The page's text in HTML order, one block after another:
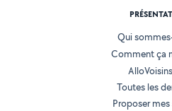
Qui
Comment ça
Toutes les
Proposer mes